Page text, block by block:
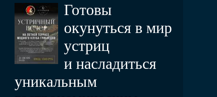
Готовы
окунуться в мир
устриц
и насладиться
уникальным